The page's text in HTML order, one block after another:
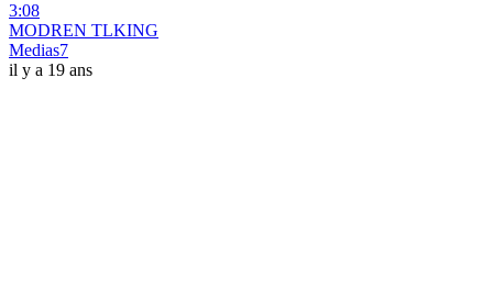
3:08
MODREN TLKING
Medias7
il y a 19 ans